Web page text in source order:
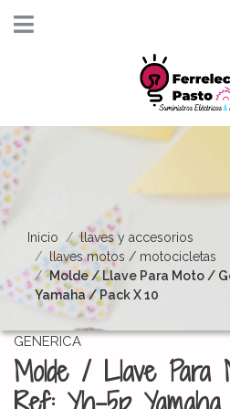
Inicio
llaves y accesorios
llaves motos / motocicletas
Molde / Llave Para Moto /
Yamaha / Pack X 10
GENERICA
Molde / Llave Para